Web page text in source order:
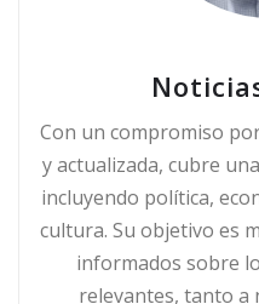
Con un compromiso
y actualizada, cubre
incluyendo política,
cultura. Su objetivo es
informados sobre
relevantes, tanto a